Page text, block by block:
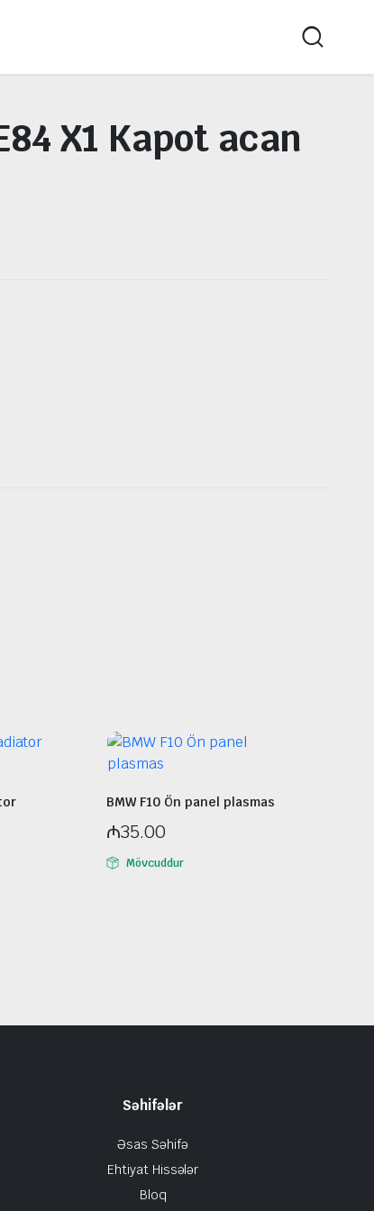
X1 Kapot acan
BMW F10 Ön panel plasmas
₼35.00
Mövcuddur
Səhifələr
Əsas Səhifə
Ehtiyat Hissələr
Bloq